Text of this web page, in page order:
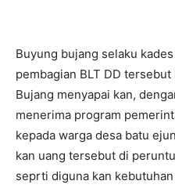
Buyung bujang selaku
pembagian BLT DD
Bujang menyapai kan,
menerima program
kepada warga desa batu
kan uang tersebut di
seprti diguna kan